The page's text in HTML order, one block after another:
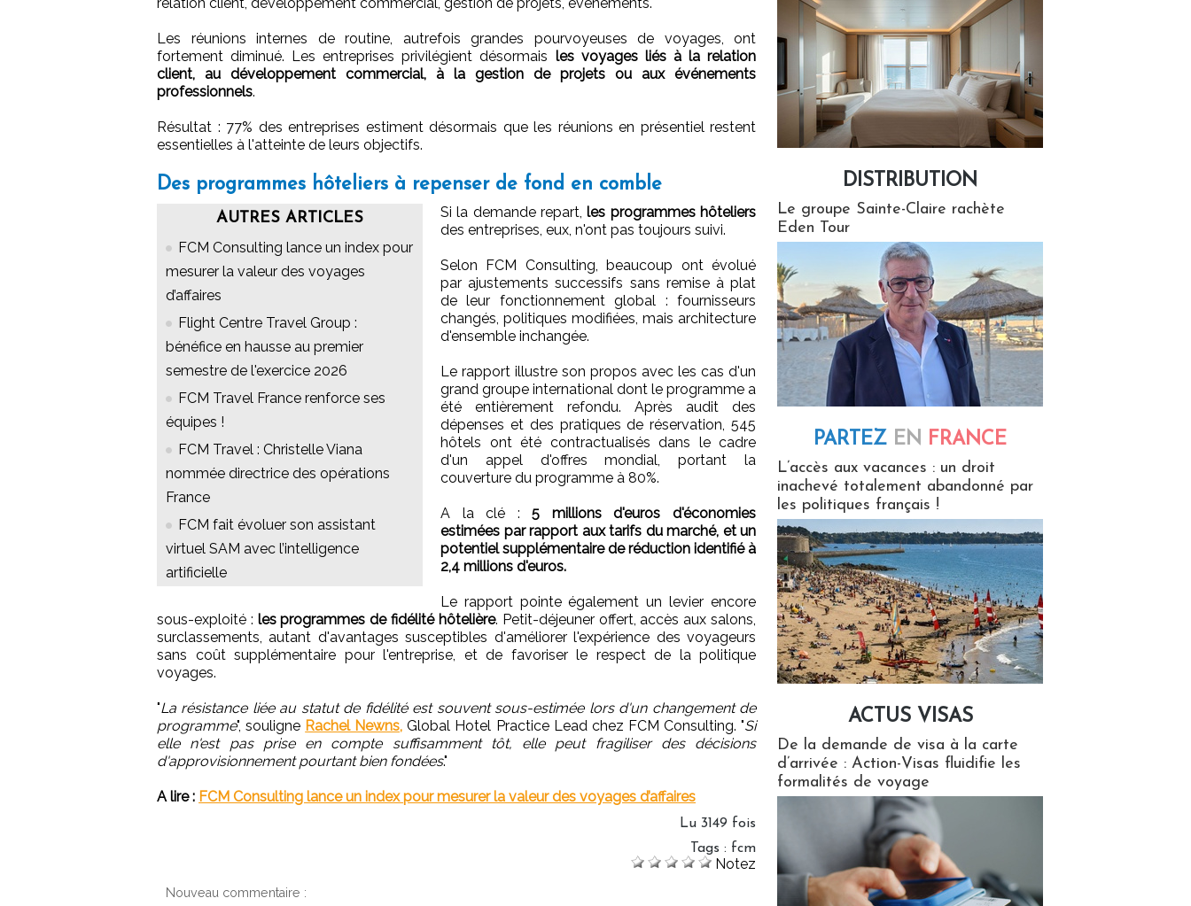
Les réunions internes de routine, autrefois grandes pourvoyeuses de voyages, ont
fortement diminué. Les entreprises privilégient désormais les voyages liés à la relation
client, au développement commercial, à la gestion de projets ou aux événements
professionnels.
Résultat : 77% des entreprises estiment désormais que les réunions en présentiel restent
essentielles à l'atteinte de leurs objectifs.
Des programmes hôteliers à repenser de fond en comble
AUTRES ARTICLES
FCM Consulting lance un index pour
mesurer la valeur des voyages
d’affaires
Flight Centre Travel Group :
bénéfice en hausse au premier
semestre de l'exercice 2026
FCM Travel France renforce ses
équipes !
FCM Travel : Christelle Viana
nommée directrice des opérations
France
FCM fait évoluer son assistant
virtuel SAM avec l’intelligence
artificielle
Si la demande repart, les programmes hôteliers
des entreprises, eux, n'ont pas toujours suivi.
Selon FCM Consulting, beaucoup ont évolué
par ajustements successifs sans remise à plat
de leur fonctionnement global : fournisseurs
changés, politiques modifiées, mais architecture
d'ensemble inchangée.
Le rapport illustre son propos avec les cas d'un
grand groupe international dont le programme a
été entièrement refondu. Après audit des
dépenses et des pratiques de réservation, 545
hôtels ont été contractualisés dans le cadre
d'un appel d'offres mondial, portant la
couverture du programme à 80%.
A la clé :5 millions d'euros d'économies
estimées par rapport aux tarifs du marché, et un
potentiel supplémentaire de réduction identifié à
2,4 millions d'euros.
Le rapport pointe également un levier encore
sous-exploité : les programmes de fidélité hôtelière. Petit-déjeuner offert, accès aux salons,
surclassements, autant d'avantages susceptibles d'améliorer l'expérience des voyageurs
sans coût supplémentaire pour l'entreprise, et de favoriser le respect de la politique
voyages.
"La résistance liée au statut de fidélité est souvent sous-estimée lors d'un changement de
programme", souligne Rachel Newns, Global Hotel Practice Lead chez FCM Consulting. "Si
elle n'est pas prise en compte suffisamment tôt, elle peut fragiliser des décisions
d'approvisionnement pourtant bien fondées."
A lire : FCM Consulting lance un index pour mesurer la valeur des voyages d’affaires
Lu 3149 fois
Tags : fcm
Notez
Nouveau commentaire :
DISTRIBUTION
Le groupe Sainte-Claire rachète
Eden Tour
PARTEZ EN FRANCE
L’accès aux vacances : un droit
inachevé totalement abandonné par
les politiques français !
ACTUS VISAS
De la demande de visa à la carte
d’arrivée : Action-Visas fluidifie les
formalités de voyage